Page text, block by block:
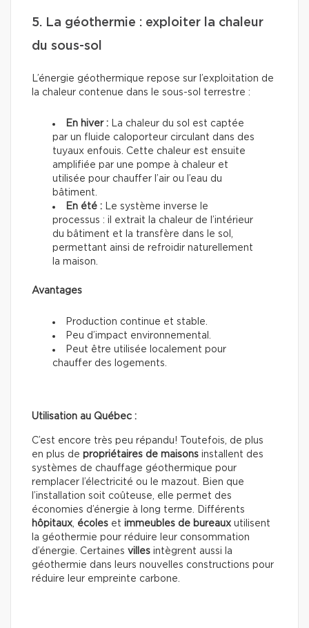
5. La géothermie : exploiter la chaleur
du sous-sol
L’énergie géothermique repose sur l’exploitation de
la chaleur contenue dans le sous-sol terrestre :
En hiver : La chaleur du sol est captée
par un fluide caloporteur circulant dans des
tuyaux enfouis. Cette chaleur est ensuite
amplifiée par une pompe à chaleur et
utilisée pour chauffer l’air ou l’eau du
bâtiment.
En été : Le système inverse le
processus : il extrait la chaleur de l’intérieur
du bâtiment et la transfère dans le sol,
permettant ainsi de refroidir naturellement
la maison.
Avantages
Production continue et stable.
Peu d’impact environnemental.
Peut être utilisée localement pour
chauffer des logements.
Utilisation au Québec :
C’est encore très peu répandu! Toutefois, de plus
en plus de propriétaires de maisons installent des
systèmes de chauffage géothermique pour
remplacer l’électricité ou le mazout. Bien que
l’installation soit coûteuse, elle permet des
économies d’énergie à long terme. Différents
hôpitaux, écoles et immeubles de bureaux utilisent
la géothermie pour réduire leur consommation
d’énergie. Certaines villes intègrent aussi la
géothermie dans leurs nouvelles constructions pour
réduire leur empreinte carbone.